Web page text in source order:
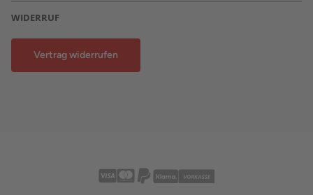
WIDERRUF
Vertrag widerrufen